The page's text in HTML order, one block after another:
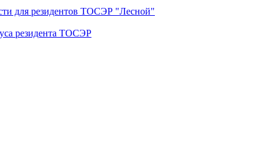
для резидентов ТОСЭР "Лесной"
резидента ТОСЭР